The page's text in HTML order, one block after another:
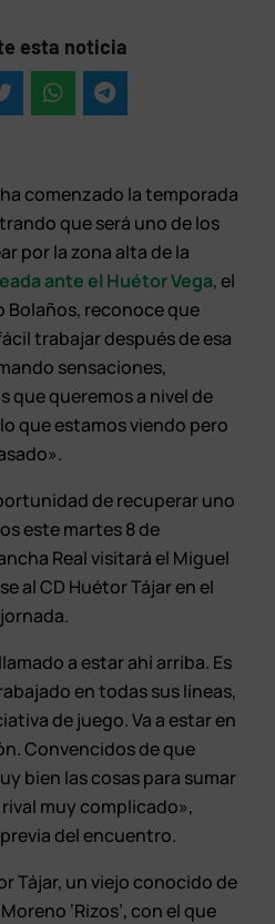
esta noticia
comenzado la temporada
que será uno de los
por la zona alta de la
ante el Huétor Vega, el
Bolaños, reconoce que
trabajar después de esa
sensaciones,
que queremos a nivel de
que estamos viendo pero
de recuperar uno
este martes 8 de
Real visitará el Miguel
al CD Huétor Tájar en el
a estar ahí arriba. Es
en todas sus líneas,
de juego. Va a estar en
Convencidos de que
bien las cosas para sumar
muy complicado»,
del encuentro.
Tájar, un viejo conocido de
‘Rizos’, con el que